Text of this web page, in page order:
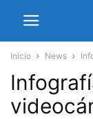
Inicio News